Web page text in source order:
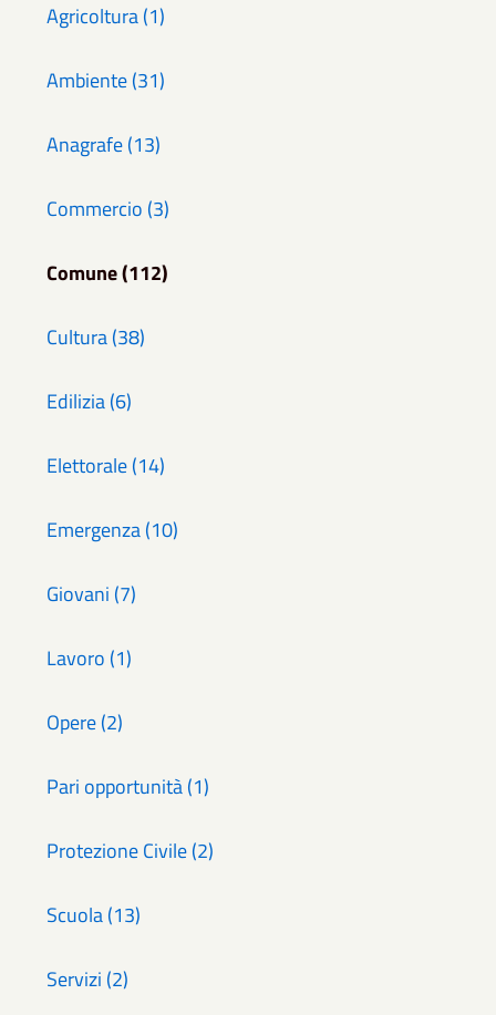
Agricoltura (1)
Ambiente (31)
Anagrafe (13)
Commercio (3)
Comune (112)
Cultura (38)
Edilizia (6)
Elettorale (14)
Emergenza (10)
Giovani (7)
Lavoro (1)
Opere (2)
Pari opportunità (1)
Protezione Civile (2)
Scuola (13)
Servizi (2)